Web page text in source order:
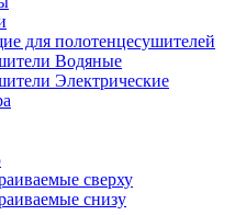
для полотенцесушителей
Водяные
Электрические
сверху
снизу